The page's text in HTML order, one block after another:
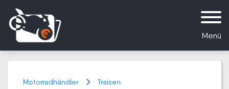
Menü
Motorradhändler Traisen